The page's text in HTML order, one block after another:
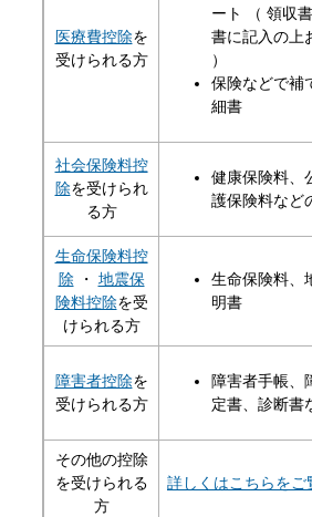
医療費控除を
受けられる方
ート （ 領収
書に記入の上
）
保険などで補
細書
社会保険料控
除を受けられ
る方
健康保険料、
護保険料など
生命保険料控
除 ・ 地震保
険料控除を受
けられる方
生命保険料、
明書
障害者控除を
受けられる方
障害者手帳、
定書、診断書
その他の控除
を受けられる
方
詳しくはこちらをご